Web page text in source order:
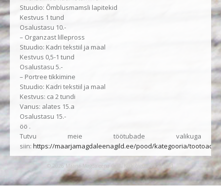
Stuudio: Õmblusmamsli lapitekid
Kestvus 1 tund
Osalustasu 10.-
– Organzast lillepross
Stuudio: Kadri tekstiil ja maal
Kestvus 0,5-1 tund
Osalustasu 5.-
– Portree tikkimine
Stuudio: Kadri tekstiil ja maal
Kestvus: ca 2 tundi
Vanus: alates 15.a
Osalustasu 15.-
öö .
Tutvu meie töötubade valikuga
siin: https://maarjamagdaleenagild.ee/pood/kategooria/tootoad
© 2026 Maarja-Magdaleena Gild. Kõik õigused kaitstud.